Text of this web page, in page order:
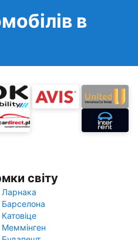
в
світу
Ларнака
Барселона
Катовіце
Меммінген